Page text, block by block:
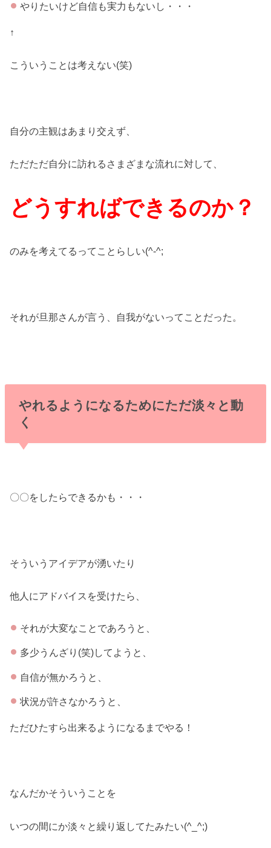
やりたいけど自信も実力もないし・・・
↑
こういうことは考えない(笑)
自分の主観はあまり交えず、
ただただ自分に訪れるさまざまな流れに対して、
どうすればできるのか？
のみを考えてるってことらしい(^-^;
それが旦那さんが言う、自我がないってことだった。
やれるようになるためにただ淡々と動
く
〇〇をしたらできるかも・・・
そういうアイデアが湧いたり
他人にアドバイスを受けたら、
それが大変なことであろうと、
多少うんざり(笑)してようと、
自信が無かろうと、
状況が許さなかろうと、
ただひたすら出来るようになるまでやる！
なんだかそういうことを
いつの間にか淡々と繰り返してたみたい(^_^;)